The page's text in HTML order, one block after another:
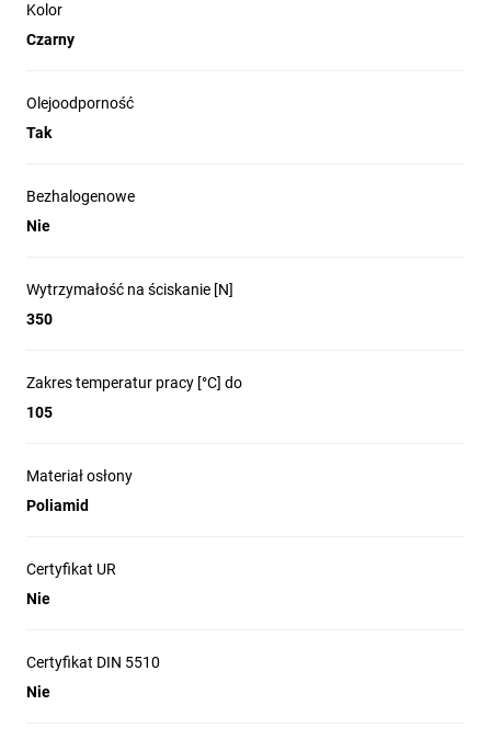
Kolor
Czarny
Olejoodporność
Tak
Bezhalogenowe
Nie
Wytrzymałość na ściskanie [N]
350
Zakres temperatur pracy [°C] do
105
Materiał osłony
Poliamid
Certyfikat UR
Nie
Certyfikat DIN 5510
Nie